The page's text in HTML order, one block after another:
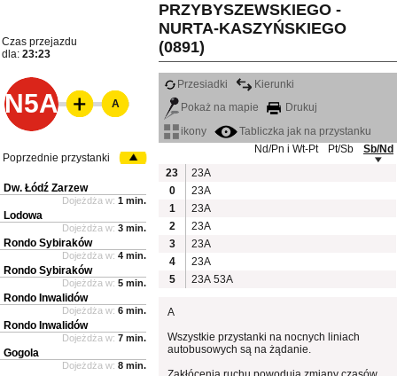
PRZYBYSZEWSKIEGO -
NURTA-KASZYŃSKIEGO
(0891)
Czas przejazdu
dla: 23:23
N5A
Przesiadki
Kierunki
Pokaż na mapie
Drukuj
ikony
Tabliczka jak na przystanku
Nd/Pn i Wt-Pt
Pt/Sb
Sb/Nd
23
23A
0
23A
1
23A
2
23A
3
23A
4
23A
5
23A 53A
A
Wszystkie przystanki na nocnych liniach
autobusowych są na żądanie.
A
Poprzednie przystanki
Dw. Łódź Zarzew
Dojeżdża w: 1 min.
Lodowa
Dojeżdża w: 3 min.
Rondo Sybiraków
Dojeżdża w: 4 min.
Rondo Sybiraków
Dojeżdża w: 5 min.
Rondo Inwalidów
Dojeżdża w: 6 min.
Rondo Inwalidów
Dojeżdża w: 7 min.
Gogola
Dojeżdża w: 8 min.